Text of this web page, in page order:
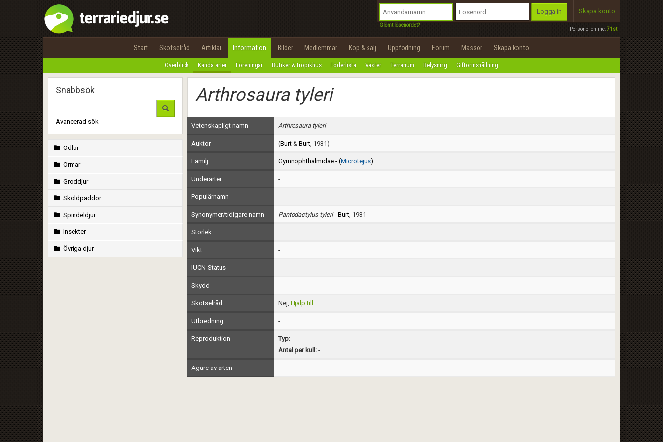
Personer online:71st
Logga in
Glömt lösenordet?
Skapa konto
Start Skötselråd Artiklar Information Bilder Medlemmar Köp & sälj Uppfödning Forum Mässor Skapa konto
Överblick Kända arter Föreningar Butiker & tropikhus Foderlista Växter Terrarium Belysning Giftormshållning
Snabbsök
Avancerad sök
Ödlor
Ormar
Groddjur
Sköldpaddor
Spindeldjur
Insekter
Övriga djur
Arthrosaura tyleri
Vetenskapligt namn Arthrosaura tyleri
Auktor (Burt& Burt, 1931)
Familj Gymnophthalmidae - (Microtejus)
Underarter -
Populärnamn
Synonymer/tidigare namn Pantodactylus tyleri- Burt, 1931
Storlek
Vikt -
IUCN-Status -
Skydd
Skötselråd Nej, Hjälp till
Utbredning -
Reproduktion Typ:-
Antal per kull:-
Ägare av arten -
Utför
100%
OK
integritetspolicy
Namn:
Epost:
Användarnamn:
Lösenord:
Privacy Policy
Terms of Service
Begär nytt lösenord
Tillbaka till förstasidan